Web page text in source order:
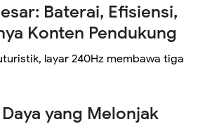
Baterai, Efisiensi,
Konten Pendukung
layar 240Hz membawa tiga
yang Melonjak